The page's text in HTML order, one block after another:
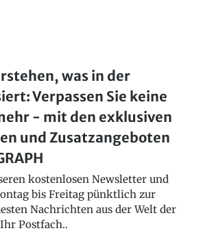
was in der
Verpassen Sie keine
- mit den exklusiven
und Zusatzangeboten
kostenlosen Newsletter und
bis Freitag pünktlich zur
Nachrichten aus der Welt der
Postfach..